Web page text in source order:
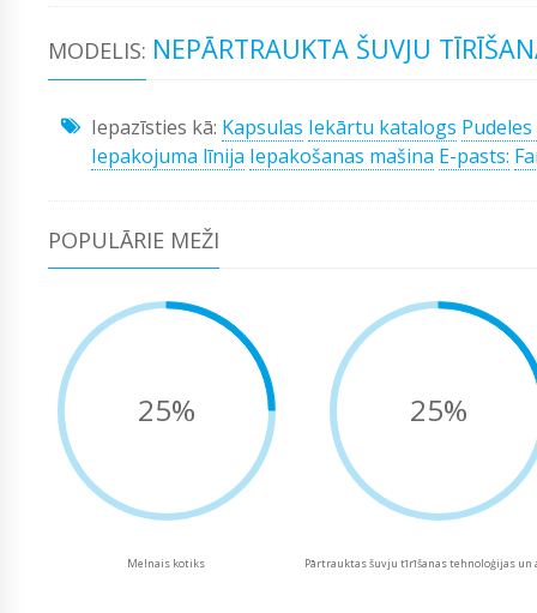
MODELIS: NEPĀRTRAUKTA ŠUVJU
Iepazīsties kā: Kapsulas Iekārtu katalogs
Iepakojuma līnija Iepakošanas mašina E-pasts:
POPULĀRIE MEŽI
25%
Melnais kotiks
25%
Pārtrauktas šuvju tīrīšanas tehnoloģijas un